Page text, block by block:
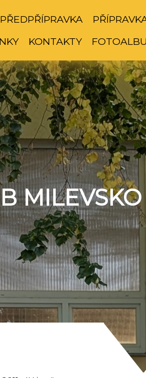
PŘEDPŘÍPRAVKA
KONTAKTY
MILEVSKO